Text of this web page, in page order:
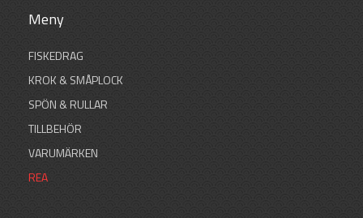
Meny
FISKEDRAG
KROK & SMÅPLOCK
SPÖN & RULLAR
TILLBEHÖR
VARUMÄRKEN
REA